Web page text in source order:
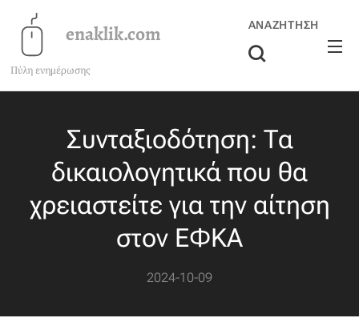
enaklik.com
Πύλη ενημέρωσης
ΑΝΑΖΉΤΗΣΗ
Συνταξιοδότηση: Τα
δικαιολογητικά που θα
χρειαστείτε για την αίτηση
στον ΕΦΚΑ
2024-10-09